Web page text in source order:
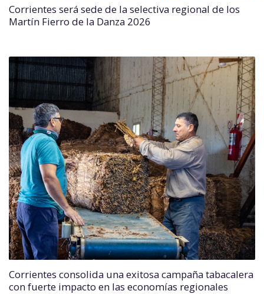
Corrientes será sede de la selectiva regional de los
Martín Fierro de la Danza 2026
Corrientes consolida una exitosa campaña tabacalera
con fuerte impacto en las economías regionales